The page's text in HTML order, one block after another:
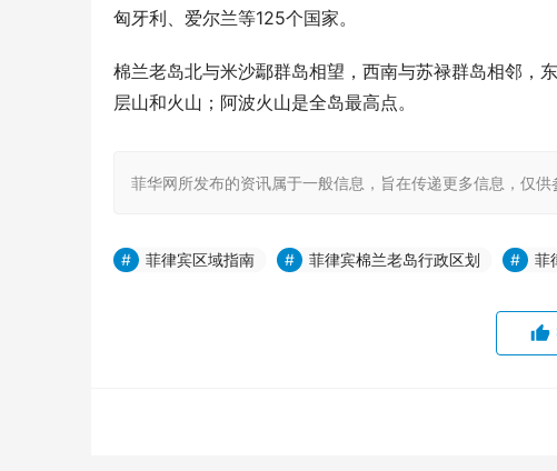
匈牙利、爱尔兰等125个国家。
棉兰老岛北与米沙鄢群岛相望，西南与苏禄群岛相邻，
层山和火山；阿波火山是全岛最高点。
菲华网所发布的资讯属于一般信息，旨在传递更多信息，仅供
菲律宾区域指南 菲律宾棉兰老岛行政区划 菲